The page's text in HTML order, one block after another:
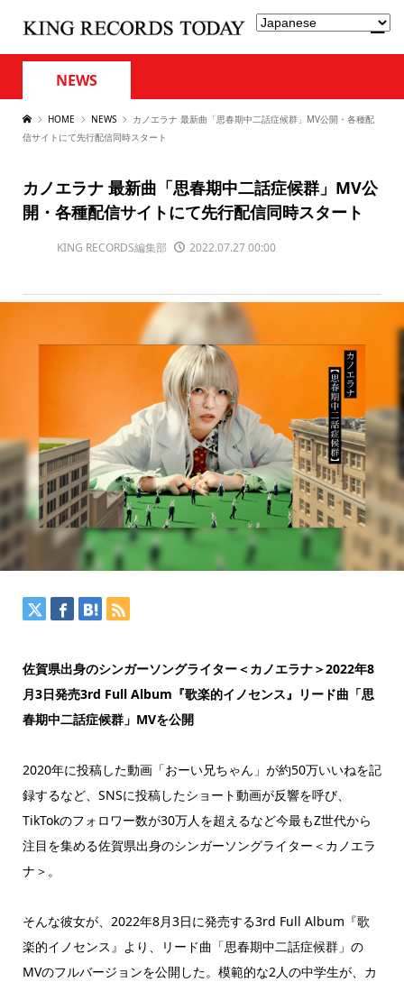
NEWS
HOME NEWS
カノエラナ 最新曲「思春期中二話症候群」MV公開・各種配
信サイトにて先行配信同時スタート
カノエラナ 最新曲「思春期中二話症候群」MV公
開・各種配信サイトにて先行配信同時スタート
KING RECORDS編集部 2022.07.27 00:00
佐賀県出身のシンガーソングライター＜カノエラナ＞2022年8
月3日発売3rd Full Album『歌楽的イノセンス』リード曲「思
春期中二話症候群」MVを公開
2020年に投稿した動画「おーい兄ちゃん」が約50万いいねを記
録するなど、SNSに投稿したショート動画が反響を呼び、
TikTokのフォロワー数が30万人を超えるなど今最もZ世代から
注目を集める佐賀県出身のシンガーソングライター＜カノエラ
ナ＞。
そんな彼女が、2022年8月3日に発売する3rd Full Album『歌
楽的イノセンス』より、リード曲「思春期中二話症候群」の
MVのフルバージョンを公開した。模範的な2人の中学生が、カ